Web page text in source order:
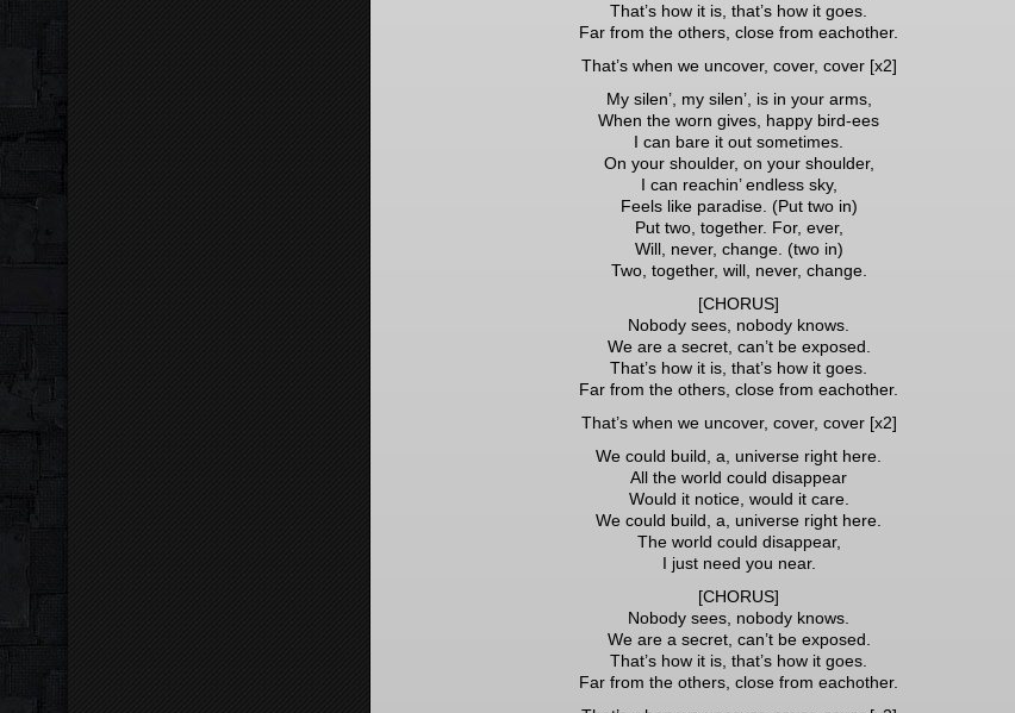
That’s how it is, that’s how it goes.
Far from the others, close from eachother.
That’s when we uncover, cover, cover [x2]
My silen’, my silen’, is in your arms,
When the worn gives, happy bird-ees
I can bare it out sometimes.
On your shoulder, on your shoulder,
I can reachin’ endless sky,
Feels like paradise. (Put two in)
Put two, together. For, ever,
Will, never, change. (two in)
Two, together, will, never, change.
[CHORUS]
Nobody sees, nobody knows.
We are a secret, can’t be exposed.
That’s how it is, that’s how it goes.
Far from the others, close from eachother.
That’s when we uncover, cover, cover [x2]
We could build, a, universe right here.
All the world could disappear
Would it notice, would it care.
We could build, a, universe right here.
The world could disappear,
I just need you near.
[CHORUS]
Nobody sees, nobody knows.
We are a secret, can’t be exposed.
That’s how it is, that’s how it goes.
Far from the others, close from eachother.